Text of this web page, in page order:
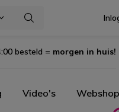
besteld = morgen in huis!
Video's Webshop